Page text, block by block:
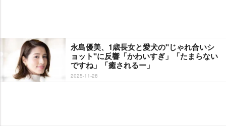
永島優美、1歳長女と愛犬の"じゃれ合いシ
ョット"に反響「かわいすぎ」「たまらない
ですね」「癒されるー」
2025-11-28